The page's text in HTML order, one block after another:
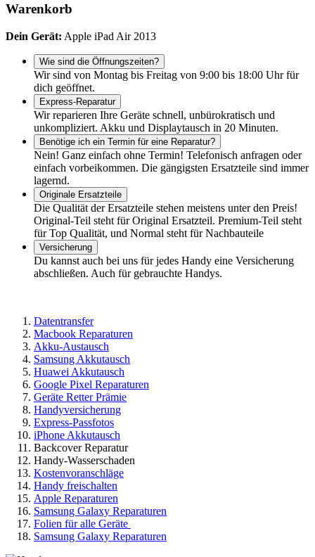
Warenkorb
Dein Gerät: Apple iPad Air 2013
Wie sind die Öffnungszeiten?
Wir sind von Montag bis Freitag von 9:00 bis 18:00 Uhr für
dich geöffnet.
Express-Reparatur
Wir reparieren Ihre Geräte schnell, unbürokratisch und
unkompliziert. Akku und Displaytausch in 20 Minuten.
Benötige ich ein Termin für eine Reparatur?
Nein! Ganz einfach ohne Termin! Telefonisch anfragen oder
einfach vorbeikommen. Die gängigsten Ersatzteile sind immer
lagernd.
Originale Ersatzteile
Die Qualität der Ersatzteile stehen meistens unter den Preis!
Original-Teil steht für Original Ersatzteil. Premium-Teil steht
für Top Qualität, und Normal steht für Nachbauteile
Versicherung
Du kannst auch bei uns für jedes Handy eine Versicherung
abschließen. Auch für gebrauchte Handys.
Datentransfer
Macbook Reparaturen
Akku-Austausch
Samsung Akkutausch
Huawei Akkutausch
Google Pixel Reparaturen
Geräte Retter Prämie
Handyversicherung
Express-Passfotos
iPhone Akkutausch
Backcover Reparatur
Handy-Wasserschaden
Kostenvoranschläge
Handy freischalten
Apple Reparaturen
Samsung Galaxy Reparaturen
Folien für alle Geräte
Samsung Galaxy Reparaturen